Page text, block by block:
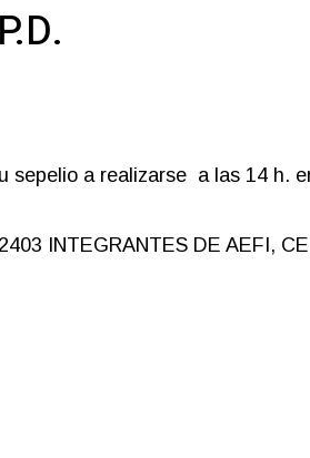
sepelio a realizarse a las 14 h.
INTEGRANTES DE AEFI,